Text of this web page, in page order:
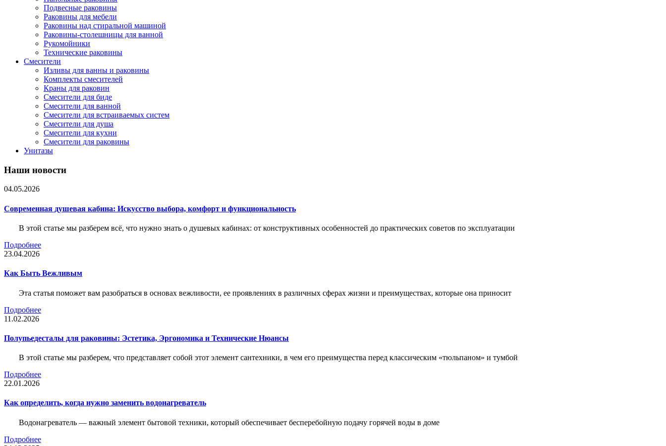
Подвесные раковины
Раковины для мебели
Раковины над стиральной машиной
Раковины-столешницы для ванной
Рукомойники
Технические раковины
Смесители
Изливы для ванны и раковины
Комплекты смесителей
Краны для раковин
Смесители для биде
Смесители для ванной
Смесители для встраиваемых систем
Смесители для душа
Смесители для кухни
Смесители для раковины
Унитазы
Наши новости
04.05.2026
Современная душевая кабина: Искусство выбора, комфорт и функциональность
В этой статье мы разберем всё, что нужно знать о душевых кабинах: от конструктивных особенностей до практических советов по эксплуатации
Подробнее
23.04.2026
Как Быть Вежливым
Эта статья поможет вам разобраться в основах вежливости, ее проявлениях в различных сферах жизни и преимуществах, которые она приносит
Подробнее
11.02.2026
Полупьедесталы для раковины: Эстетика, Эргономика и Технические Нюансы
В этой статье мы разберем, что представляет собой этот элемент сантехники, в чем его преимущества перед классическим «тюльпаном» и тумбой
Подробнее
22.01.2026
Как определить, когда нужно заменить водонагреватель
Водонагреватель — важный элемент бытовой техники, который обеспечивает бесперебойную подачу горячей воды в доме
Подробнее